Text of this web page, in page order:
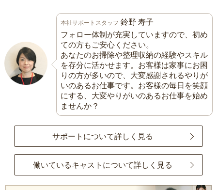
本社サポートスタッフ 鈴野 寿子
フォロー体制が充実していますので、初め
ての方もご安心ください。
あなたのお掃除や整理収納の経験やスキル
を存分に活かせます。お客様は家事にお困
りの方が多いので、大変感謝されるやりが
いのあるお仕事です。お客様の毎日を笑顔
にする、大変やりがいのあるお仕事を始め
ませんか？
サポートについて詳しく見る
働いているキャストについて詳しく見る